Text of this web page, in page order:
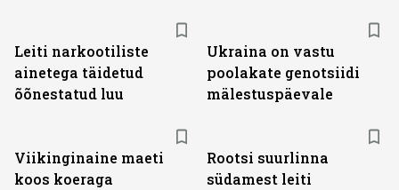
Leiti narkootiliste
ainetega täidetud
õõnestatud luu
Ukraina on vastu
poolakate genotsiidi
mälestuspäevale
Viikinginaine maeti
koos koeraga
Rootsi suurlinna
südamest leiti